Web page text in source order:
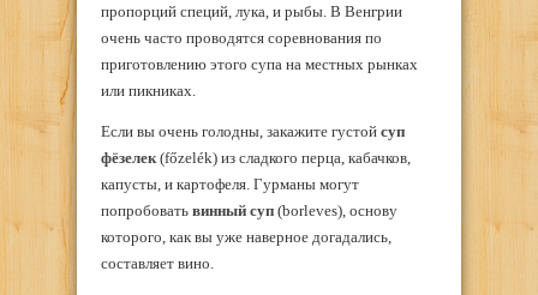
пропорций специй, лука, и рыбы. В Венгрии
очень часто проводятся соревнования по
приготовлению этого супа на местных рынках
или пикниках.
Если вы очень голодны, закажите густой суп
фёзелек(főzelék) из сладкого перца, кабачков,
капусты, и картофеля. Гурманы могут
попробовать винный суп (borleves), основу
которого, как вы уже наверное догадались,
составляет вино.